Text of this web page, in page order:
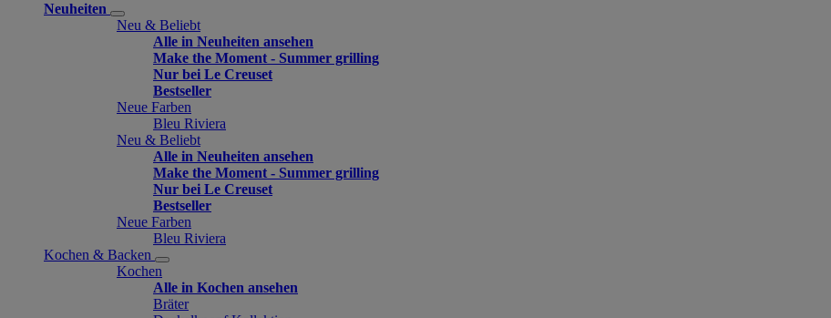
Neuheiten
Neu & Beliebt
Alle in Neuheiten ansehen
Make the Moment - Summer grilling
Nur bei Le Creuset
Bestseller
Neue Farben
Bleu Riviera
Neu & Beliebt
Alle in Neuheiten ansehen
Make the Moment - Summer grilling
Nur bei Le Creuset
Bestseller
Neue Farben
Bleu Riviera
Kochen & Backen
Kochen
Alle in Kochen ansehen
Bräter